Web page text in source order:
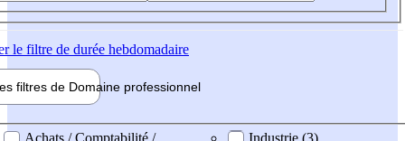
le filtre de durée hebdomadaire
filtres de Domaine professionnel
professionel
Achats / Comptabilité /
Industrie (3)